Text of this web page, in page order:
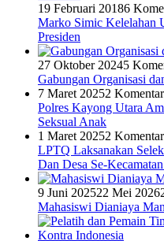
19 Februari 20186
Marko Simic Kelelahan
Presiden
27 Oktober 20245
Gabungan Organisasi
7 Maret 20252 Komentar
Polres Kayong Utara
Seksual Anak
1 Maret 20252 Komentar
LPTQ Laksanakan
Dan Desa Se-
9 Juni 202522 Mei 2026
Mahasiswi Dianiaya